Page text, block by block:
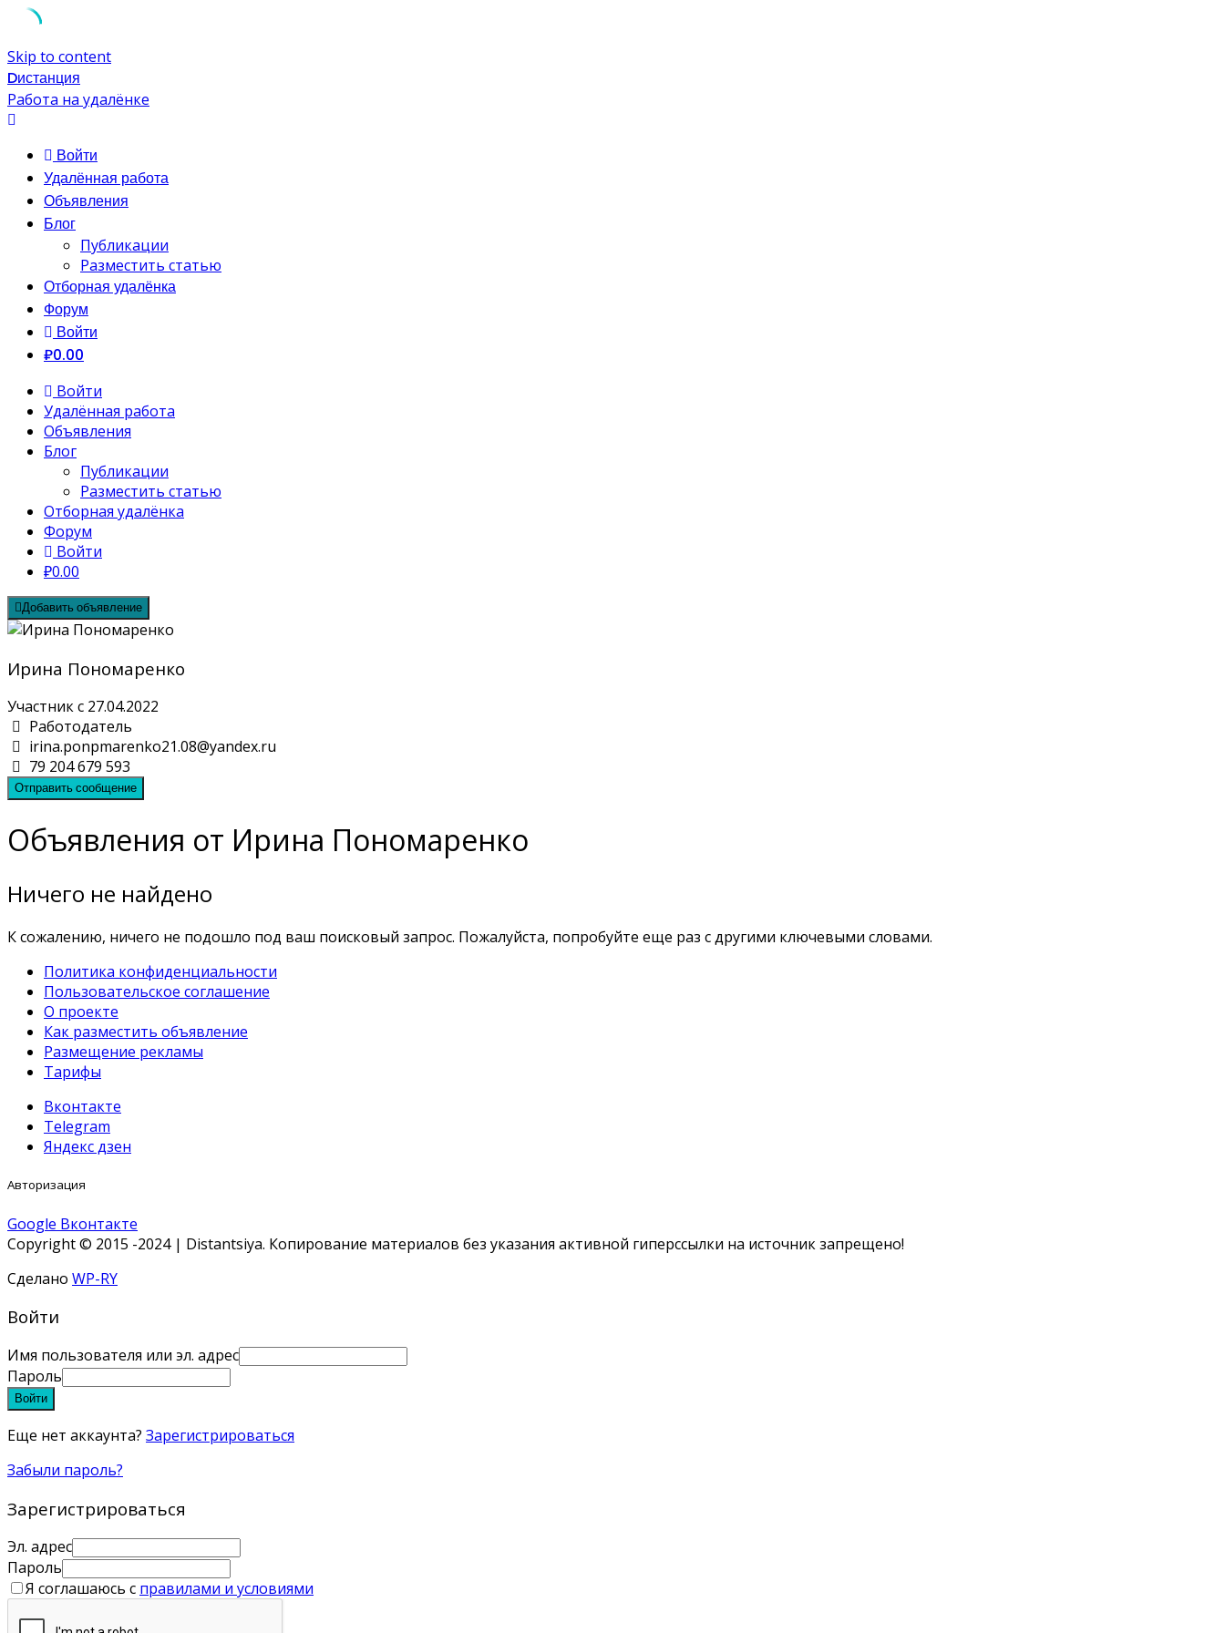
Skip to content
Dистанция
Работа на удалёнке
Войти
Удалённая работа
Объявления
Блог
Публикации
Разместить статью
Отборная удалёнка
Форум
Войти
₽0.00
Войти
Удалённая работа
Объявления
Блог
Публикации
Разместить статью
Отборная удалёнка
Форум
Войти
₽0.00
Добавить объявление
Ирина Пономаренко
Участник с 27.04.2022
Работодатель
irina.ponpmarenko21.08@yandex.ru
79 204 679 593
Отправить сообщение
Объявления от Ирина Пономаренко
Ничего не найдено
К сожалению, ничего не подошло под ваш поисковый запрос. Пожалуйста, попробуйте еще раз с другими ключевыми словами.
Политика конфиденциальности
Пользовательское соглашение
О проекте
Как разместить объявление
Размещение рекламы
Тарифы
Вконтакте
Telegram
Яндекс дзен
Авторизация
Google Вконтакте
Copyright © 2015 -2024 | Distantsiya. Копирование материалов без указания активной гиперссылки на источник запрещено!
Сделано WP-RY
Войти
Имя пользователя или эл. адрес
Пароль
Войти
Еще нет аккаунта? Зарегистрироваться
Забыли пароль?
Зарегистрироваться
Эл. адрес
Пароль
Я соглашаюсь с правилами и условиями